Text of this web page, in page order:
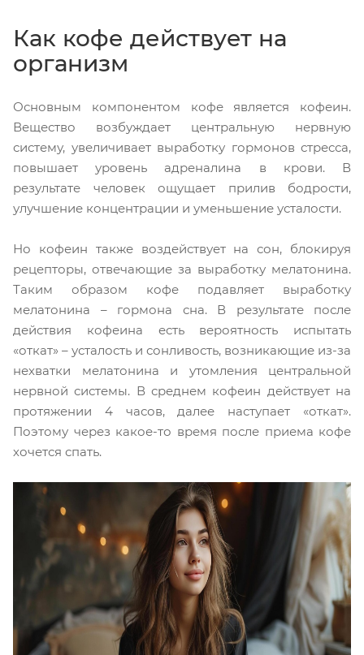
Как кофе действует на
организм
Основным компонентом кофе является кофеин.
Вещество возбуждает центральную нервную
систему, увеличивает выработку гормонов стресса,
повышает уровень адреналина в крови. В
результате человек ощущает прилив бодрости,
улучшение концентрации и уменьшение усталости.
Но кофеин также воздействует на сон, блокируя
рецепторы, отвечающие за выработку мелатонина.
Таким образом кофе подавляет выработку
мелатонина – гормона сна. В результате после
действия кофеина есть вероятность испытать
«откат» – усталость и сонливость, возникающие из-за
нехватки мелатонина и утомления центральной
нервной системы. В среднем кофеин действует на
протяжении 4 часов, далее наступает «откат».
Поэтому через какое-то время после приема кофе
хочется спать.